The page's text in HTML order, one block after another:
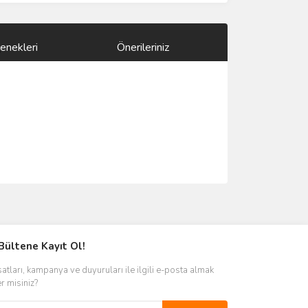
Önerileriniz
Kayıt Ol!
kampanya ve duyuruları ile ilgili e-posta almak
misiniz?